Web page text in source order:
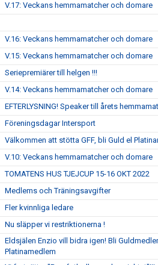
V.17: Veckans hemmamatcher och domare
V.16: Veckans hemmamatcher och domare
V.15: Veckans hemmamatcher och domare
Seriepremiärer till helgen !!!
V.14: Veckans hemmamatcher och domare
EFTERLYSNING! Speaker till årets
Föreningsdagar Intersport
Välkommen att stötta GFF, bli Guld el
V.10: Veckans hemmamatcher och domare
TOMATENS HUS TJEJCUP 15-16 OKT 2022
Medlems och Träningsavgifter
Fler kvinnliga ledare
Nu släpper vi restriktionerna !
Eldsjälen Enzio vill bidra igen! Bli
Platinamedlem